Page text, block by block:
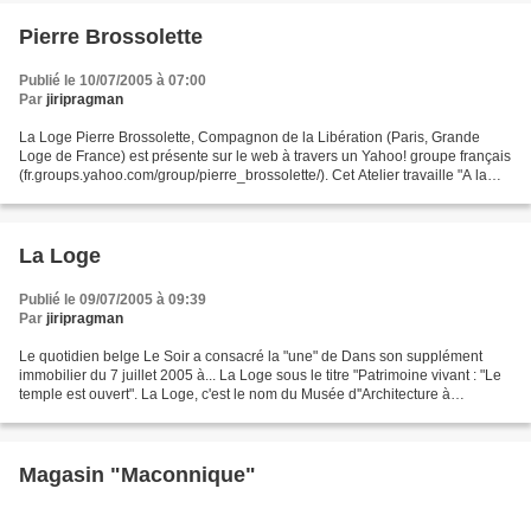
Pierre Brossolette
Publié le 10/07/2005 à 07:00
Par jiripragman
La Loge Pierre Brossolette, Compagnon de la Libération (Paris, Grande
Loge de France) est présente sur le web à travers un Yahoo! groupe français
(fr.groups.yahoo.com/group/pierre_brossolette/). Cet Atelier travaille "A la
La Loge
Publié le 09/07/2005 à 09:39
Par jiripragman
Le quotidien belge Le Soir a consacré la "une" de Dans son supplément
immobilier du 7 juillet 2005 à... La Loge sous le titre "Patrimoine vivant : "Le
temple est ouvert". La Loge, c'est le nom du Musée d''Architecture à
Magasin "Maconnique"